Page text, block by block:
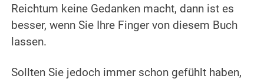
Reichtum keine Gedanken macht, dann ist es
besser, wenn Sie Ihre Finger von diesem Buch
lassen.
Sollten Sie jedoch immer schon gefühlt haben,